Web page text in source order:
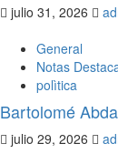
julio 31, 2026
General
Notas
polìtica
Bartolomé
julio 29, 2026